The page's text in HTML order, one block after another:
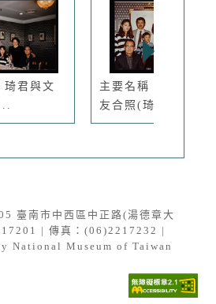
琦君與文
主要名稱：琦君與文
友合照(琦...
臺南市中西區中正路(湯德章大
| 傳真：(06)2217232 |
National Museum of Taiwan